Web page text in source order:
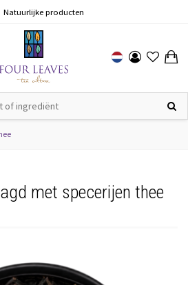
met respect voor mens & natuur
met specerijen thee